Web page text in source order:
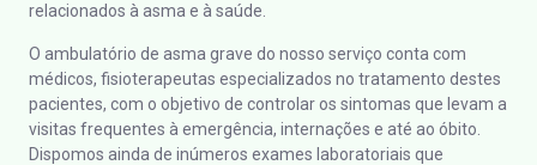
relacionados à asma e à saúde.
O ambulatório de asma grave do nosso serviço conta com
médicos, fisioterapeutas especializados no tratamento destes
pacientes, com o objetivo de controlar os sintomas que levam a
visitas frequentes à emergência, internações e até ao óbito.
Dispomos ainda de inúmeros exames laboratoriais que